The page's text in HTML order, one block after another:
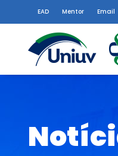
EAD Mentor Email